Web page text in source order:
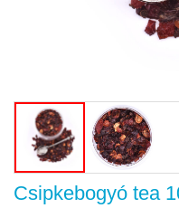
Csipkebogyó tea